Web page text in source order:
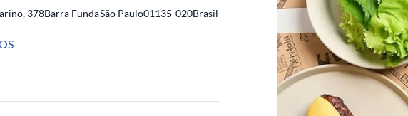
378Barra Funda-São Paulo01135-020Brasil